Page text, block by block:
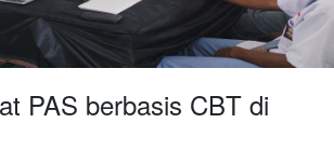
PAS berbasis CBT di